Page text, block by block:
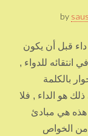
by
داء قبل أن يكون
للدواء ,
بالكلمة
هو الداء , فلا
هي مبادئ
من الخواص